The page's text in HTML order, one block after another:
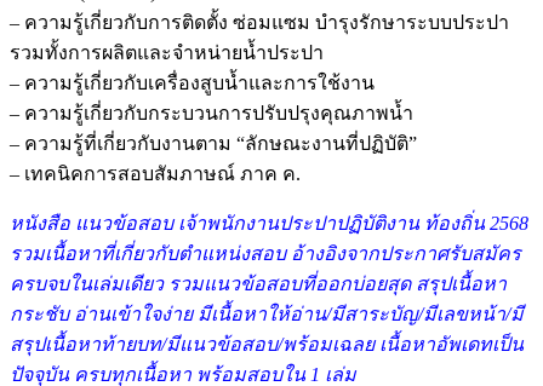
– ความรู้เกี่ยวกับการติดตั้ง ซ่อมแซม บำรุงรักษาระบบประปา
รวมทั้งการผลิตและจำหน่ายน้ำประปา
– ความรู้เกี่ยวกับเครื่องสูบน้ำและการใช้งาน
– ความรู้เกี่ยวกับกระบวนการปรับปรุงคุณภาพน้ำ
– ความรู้ที่เกี่ยวกับงานตาม “ลักษณะงานที่ปฏิบัติ”
– เทคนิคการสอบสัมภาษณ์ ภาค ค.
หนังสือ แนวข้อสอบ เจ้าพนักงานประปาปฏิบัติงาน ท้องถิ่น 2568
รวมเนื้อหาที่เกี่ยวกับตำแหน่งสอบ อ้างอิงจากประกาศรับสมัคร
ครบจบในเล่มเดียว รวมแนวข้อสอบที่ออกบ่อยสุด สรุปเนื้อหา
กระชับ อ่านเข้าใจง่าย มีเนื้อหาให้อ่าน/มีสาระบัญ/มีเลขหน้า/มี
สรุปเนื้อหาท้ายบท/มีแนวข้อสอบ/พร้อมเฉลย เนื้อหาอัพเดทเป็น
ปัจจุบัน ครบทุกเนื้อหา พร้อมสอบใน 1 เล่ม